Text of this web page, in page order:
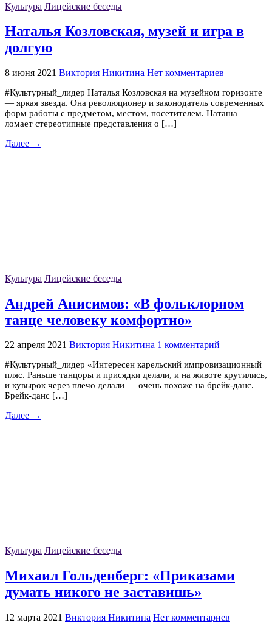
Культура Лицейские беседы
Наталья Козловская, музей и игра в
долгую
8 июня 2021 Виктория Никитина Нет комментариев
#Культурный_лидер Наталья Козловская на музейном горизонте
— яркая звезда. Она революционер и законодатель современных
форм работы с предметом, местом, посетителем. Наташа
ломает стереотипные представления о […]
Далее →
Культура Лицейские беседы
Андрей Анисимов: «В фольклорном
танце человеку комфортно»
22 апреля 2021 Виктория Никитина 1 комментарий
#Культурный_лидер «Интересен карельский импровизационный
пляс. Раньше танцоры и присядки делали, и на животе крутились,
и кувырок через плечо делали — очень похоже на брейк-данс.
Брейк-данс […]
Далее →
Культура Лицейские беседы
Михаил Гольденберг: «Приказами
думать никого не заставишь»
12 марта 2021 Виктория Никитина Нет комментариев